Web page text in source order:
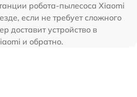
робота-пылесоса Xiaomi
если не требует сложного
доставит устройство в
и обратно.